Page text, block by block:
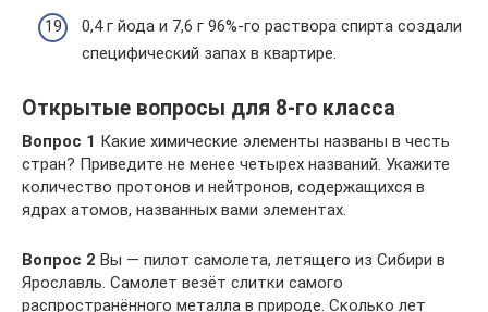
0,4 г йода и 7,6 г 96%-го раствора спирта создали
специфический запах в квартире.
Открытые вопросы для 8-го класса
Вопрос 1 Какие химические элементы названы в честь
стран? Приведите не менее четырех названий. Укажите
количество протонов и нейтронов, содержащихся в
ядрах атомов, названных вами элементах.
Вопрос 2 Вы — пилот самолета, летящего из Сибири в
Ярославль. Самолет везёт слитки самого
распространённого металла в природе. Сколько лет